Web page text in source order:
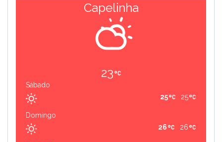
Capelinha
23
Sábado
25
25
Domingo
26
26